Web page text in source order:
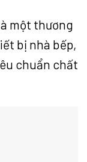
một thương
bị nhà bếp,
chuẩn chất